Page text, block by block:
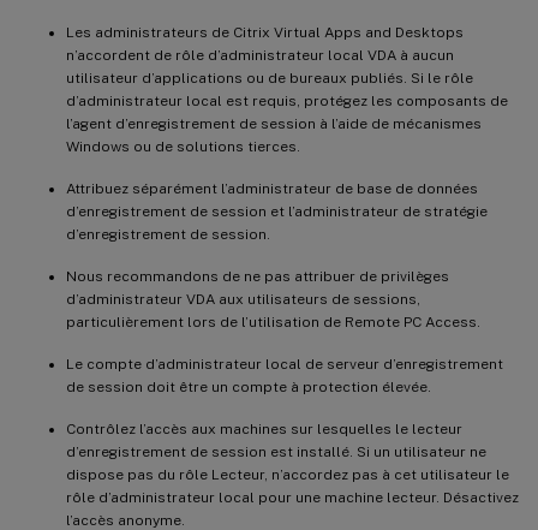
Les administrateurs de Citrix Virtual Apps and Desktops
n’accordent de rôle d’administrateur local VDA à aucun
utilisateur d’applications ou de bureaux publiés. Si le rôle
d’administrateur local est requis, protégez les composants de
l’agent d’enregistrement de session à l’aide de mécanismes
Windows ou de solutions tierces.
Attribuez séparément l’administrateur de base de données
d’enregistrement de session et l’administrateur de stratégie
d’enregistrement de session.
Nous recommandons de ne pas attribuer de privilèges
d’administrateur VDA aux utilisateurs de sessions,
particulièrement lors de l’utilisation de Remote PC Access.
Le compte d’administrateur local de serveur d’enregistrement
de session doit être un compte à protection élevée.
Contrôlez l’accès aux machines sur lesquelles le lecteur
d’enregistrement de session est installé. Si un utilisateur ne
dispose pas du rôle Lecteur, n’accordez pas à cet utilisateur le
rôle d’administrateur local pour une machine lecteur. Désactivez
l’accès anonyme.